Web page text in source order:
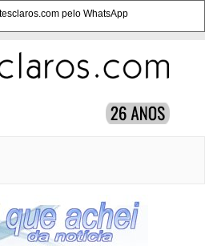
pelo WhatsApp